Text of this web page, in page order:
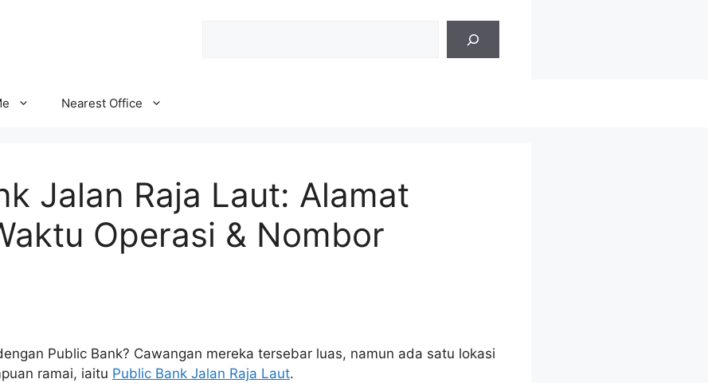
Nearest Office
Jalan Raja Laut: Alamat
Operasi & Nombor
Public Bank? Cawangan mereka tersebar luas, namun ada satu lokasi
ramai, iaitu Public Bank Jalan Raja Laut.